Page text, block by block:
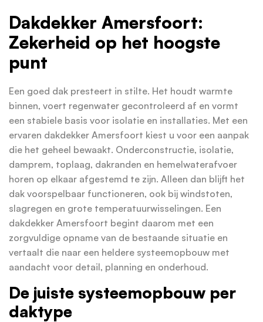
Dakdekker Amersfoort:
Zekerheid op het hoogste
punt
Een goed dak presteert in stilte. Het houdt warmte
binnen, voert regenwater gecontroleerd af en vormt
een stabiele basis voor isolatie en installaties. Met een
ervaren dakdekker Amersfoort kiest u voor een aanpak
die het geheel bewaakt. Onderconstructie, isolatie,
damprem, toplaag, dakranden en hemelwaterafvoer
horen op elkaar afgestemd te zijn. Alleen dan blijft het
dak voorspelbaar functioneren, ook bij windstoten,
slagregen en grote temperatuurwisselingen. Een
dakdekker Amersfoort begint daarom met een
zorgvuldige opname van de bestaande situatie en
vertaalt die naar een heldere systeemopbouw met
aandacht voor detail, planning en onderhoud.
De juiste systeemopbouw per
daktype